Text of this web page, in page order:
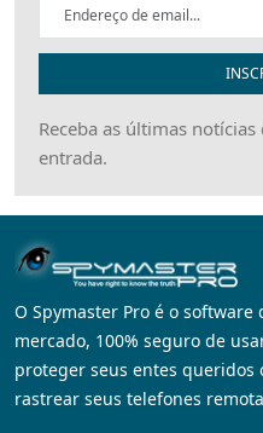
Receba as últimas
entrada.
O Spymaster Pro é o
mercado, 100% seguro de
proteger seus entes queridos
rastrear seus telefones